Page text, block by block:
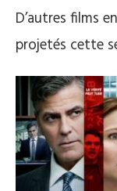
D’autres films
projetés cette